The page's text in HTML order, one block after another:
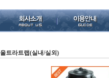
울트라트랩(실내/실외)